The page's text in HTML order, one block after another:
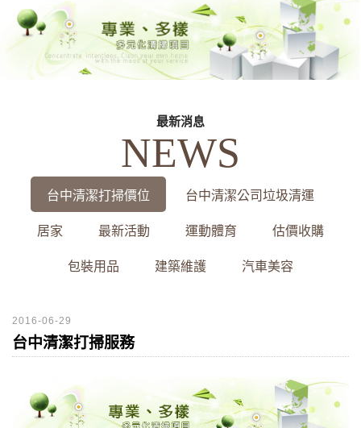
最新消息
NEWS
台中清潔打掃價位 台中清潔公司垃圾清運
居家 最新活動 運動體育 估價收購
包裝用品 建築維護 汽車美容
2016-06-29
台中清潔打掃服務